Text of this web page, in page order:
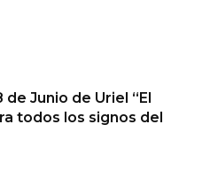
Junio de Uriel “El
todos los signos del